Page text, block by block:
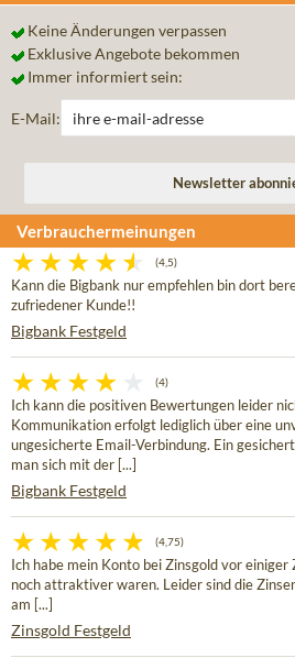
Keine Änderungen verpassen
Exklusive Angebote bekommen
Immer informiert sein:
E-Mail:
Verbrauchermeinungen
(4,5)
Kann die Bigbank nur empfehlen bin dort
zufriedener Kunde!!
Bigbank Festgeld
(4)
Ich kann die positiven Bewertungen leider
Kommunikation erfolgt lediglich über eine
ungesicherte Email-Verbindung. Ein
man sich mit der [...]
Bigbank Festgeld
(4,75)
Ich habe mein Konto bei Zinsgold vor
noch attraktiver waren. Leider sind die
am [...]
Zinsgold Festgeld